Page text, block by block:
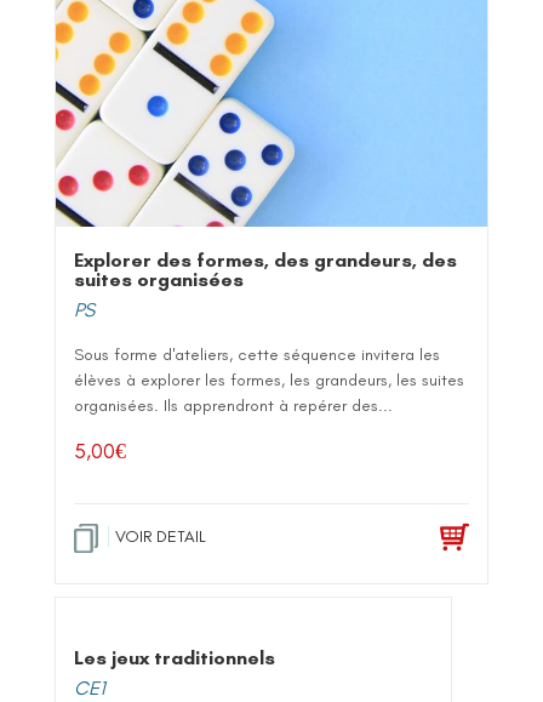
Explorer des formes, des grandeurs, des
suites organisées
PS
Sous forme d'ateliers, cette séquence invitera les
élèves à explorer les formes, les grandeurs, les suites
organisées. Ils apprendront à repérer des...
5,00€
VOIR DETAIL
Les jeux traditionnels
CE1